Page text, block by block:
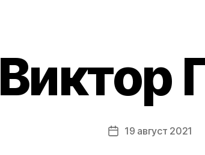
Виктор
Post19 август 2021